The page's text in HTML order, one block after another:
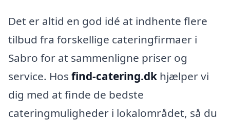
Det er altid en god idé at indhente flere
tilbud fra forskellige cateringfirmaer i
Sabro for at sammenligne priser og
service. Hos find-catering.dk hjælper vi
dig med at finde de bedste
cateringmuligheder i lokalområdet, så du